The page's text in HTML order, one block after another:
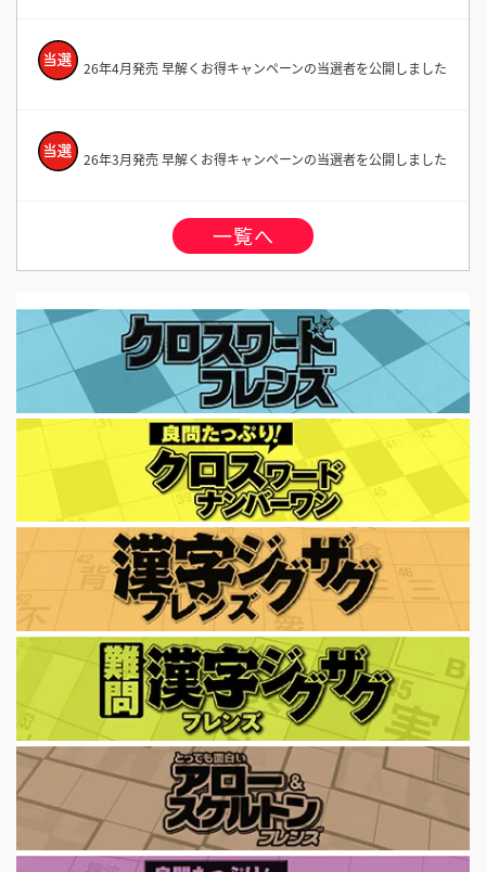
26年4月発売 早解くお得キャンペーンの当選者を公開しました
26年3月発売 早解くお得キャンペーンの当選者を公開しました
一覧へ